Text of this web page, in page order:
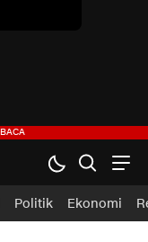
Politik Ekonomi